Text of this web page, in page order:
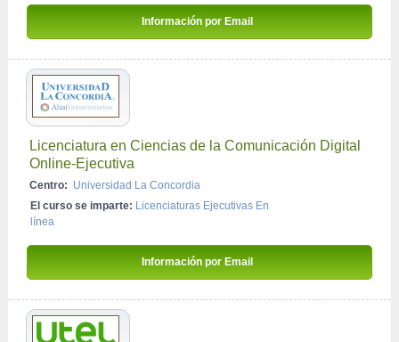
Información por Email
Licenciatura en Ciencias de la Comunicación Digital
Online-Ejecutiva
Centro: Universidad La Concordia
El curso se imparte: Licenciaturas Ejecutivas En
línea
Información por Email